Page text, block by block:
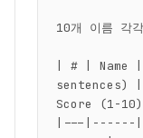
10개 이름 각
| # | Name
sentences)
Score (1-
|---